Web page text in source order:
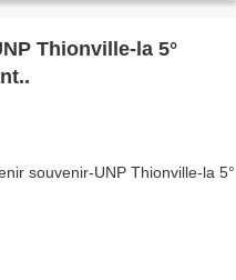
Thionville-la 5°